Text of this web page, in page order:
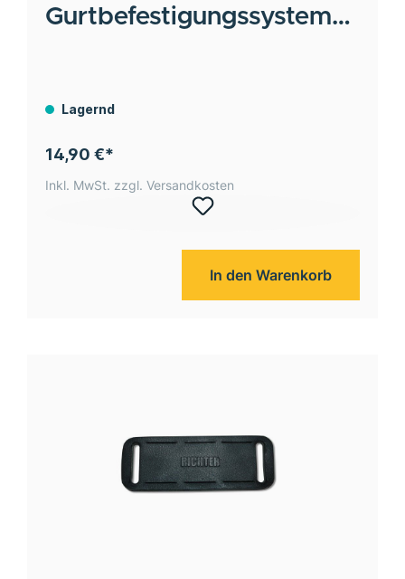
Gurtbefestigungssystem
Lagernd
14,90 €*
Inkl. MwSt. zzgl. Versandkosten
In den Warenkorb